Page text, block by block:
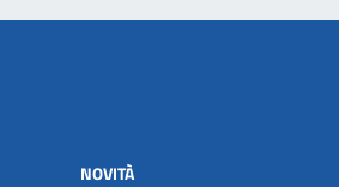
NOVITÀ